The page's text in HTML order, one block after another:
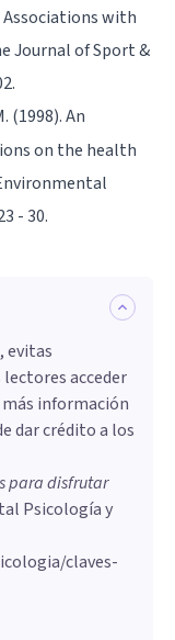
with
Journal of Sport &
(1998). An
on the health
- 30.
evitas
acceder
información
dar crédito a los
para disfrutar
Psicología y
claves-